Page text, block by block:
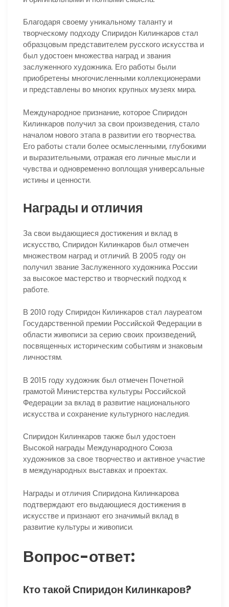
Благодаря своему уникальному таланту и
творческому подходу Спиридон Килинкаров стал
образцовым представителем русского искусства и
был удостоен множества наград и звания
заслуженного художника. Его работы были
приобретены многочисленными коллекционерами
и представлены во многих крупных музеях мира.
Международное признание, которое Спиридон
Килинкаров получил за свои произведения, стало
началом нового этапа в развитии его творчества.
Его работы стали более осмысленными, глубокими
и выразительными, отражая его личные мысли и
чувства и одновременно воплощая универсальные
истины и ценности.
Награды и отличия
За свои выдающиеся достижения и вклад в
искусство, Спиридон Килинкаров был отмечен
множеством наград и отличий. В 2005 году он
получил звание Заслуженного художника России
за высокое мастерство и творческий подход к
работе.
В 2010 году Спиридон Килинкаров стал лауреатом
Государственной премии Российской Федерации в
области живописи за серию своих произведений,
посвященных историческим событиям и знаковым
личностям.
В 2015 году художник был отмечен Почетной
грамотой Министерства культуры Российской
Федерации за вклад в развитие национального
искусства и сохранение культурного наследия.
Спиридон Килинкаров также был удостоен
Высокой награды Международного Союза
художников за свое творчество и активное участие
в международных выставках и проектах.
Награды и отличия Спиридона Килинкарова
подтверждают его выдающиеся достижения в
искусстве и признают его значимый вклад в
развитие культуры и живописи.
Вопрос-ответ:
Кто такой Спиридон Килинкаров?